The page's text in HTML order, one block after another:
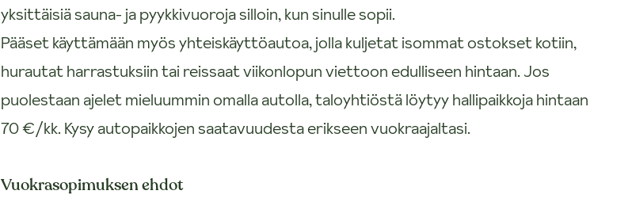
yksittäisiä sauna- ja pyykkivuoroja silloin, kun sinulle sopii.
Pääset käyttämään myös yhteiskäyttöautoa, jolla kuljetat isommat ostokset kotiin,
hurautat harrastuksiin tai reissaat viikonlopun viettoon edulliseen hintaan. Jos
puolestaan ajelet mieluummin omalla autolla, taloyhtiöstä löytyy hallipaikkoja hintaan
70 €/kk. Kysy autopaikkojen saatavuudesta erikseen vuokraajaltasi.
Vuokrasopimuksen ehdot